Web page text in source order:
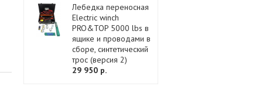
Лебедка переносная
Electric winch
PRO&TOP 5000 lbs в
ящике и проводами в
сборе, синтетический
трос (версия 2)
29 950 р.